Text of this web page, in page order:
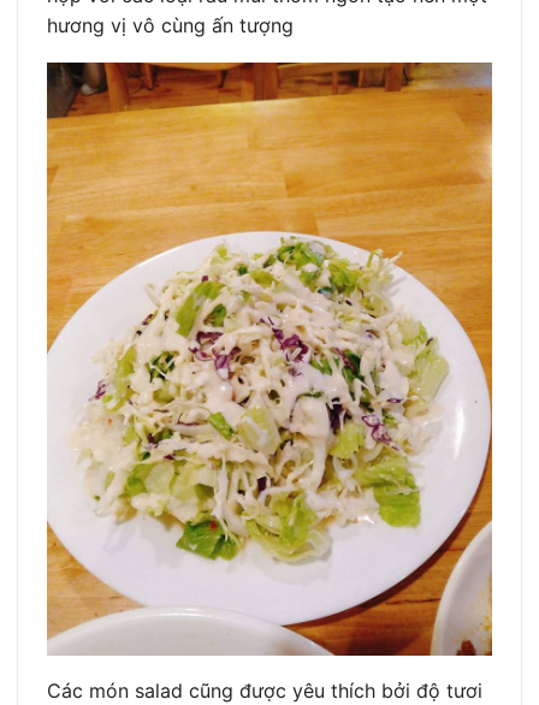
hương vị vô cùng ấn tượng
Các món salad cũng được yêu thích bởi độ tươi